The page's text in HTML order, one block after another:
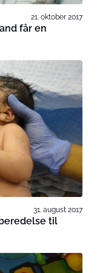
21. oktober 2017
får en
31. august 2017
til